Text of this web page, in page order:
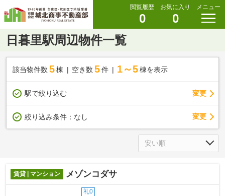
閲覧履歴
0
お気に入り
0
メニュー
日暮里駅周辺物件一覧
該当物件数 5棟 空き数 5 件 1～5 棟を表示
駅で絞り込む 変更
絞り込み条件： なし 変更
賃貸 | マンション メゾンコダサ
礼0